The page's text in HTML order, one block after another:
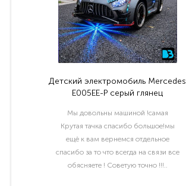
Детский электромобиль Mercedes
E005EE-P серый глянец
Мы довольны машиной !самая
Крутая тачка спасибо большое!мы
ещё к вам вернемся отдельное
спасибо за то что всегда на связи все
обясняете ! Советую точно !!!..